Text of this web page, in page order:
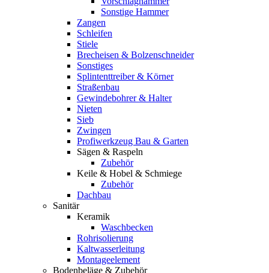
Sonstige Hammer
Zangen
Schleifen
Stiele
Brecheisen & Bolzenschneider
Sonstiges
Splintenttreiber & Körner
Straßenbau
Gewindebohrer & Halter
Nieten
Sieb
Zwingen
Profiwerkzeug Bau & Garten
Sägen & Raspeln
Zubehör
Keile & Hobel & Schmiege
Zubehör
Dachbau
Sanitär
Keramik
Waschbecken
Rohrisolierung
Kaltwasserleitung
Montageelement
Bodenbeläge & Zubehör